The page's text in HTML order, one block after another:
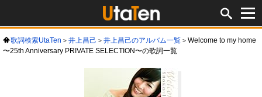
歌詞検索UtaTen 井上昌己 井上昌己のアルバム一覧
Welcome to my home
〜25th Anniversary PRIVATE SELECTION〜の歌詞一覧